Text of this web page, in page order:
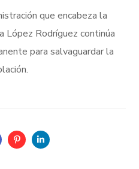
que encabeza la
López Rodríguez continúa
para salvaguardar la